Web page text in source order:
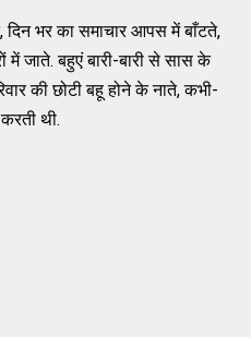
भर का समाचार आपस में बाँटते,
जाते. बहुएं बारी-बारी से सास के
की छोटी बहू होने के नाते, कभी-
थी.